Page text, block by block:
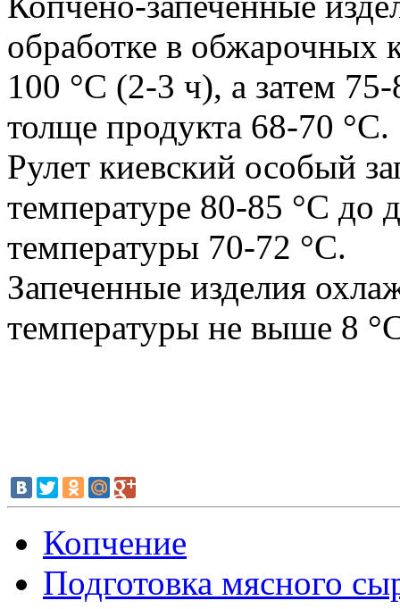
обработке в обжарочных
100 °С (2-3 ч), а затем
толще продукта 68-70 °С.
Рулет киевский особый
температуре 80-85 °С до
температуры 70-72 °С.
Запеченные изделия
температуры не выше 8
Копчение
Подготовка мясного